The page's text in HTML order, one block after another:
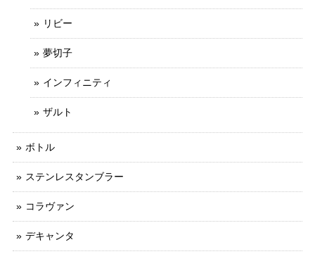
リビー
夢切子
インフィニティ
ザルト
ボトル
ステンレスタンブラー
コラヴァン
デキャンタ